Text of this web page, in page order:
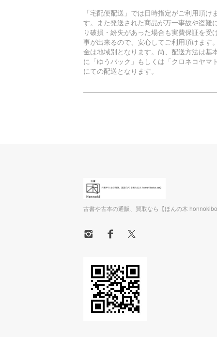
「宅配便配送」では日時指定がご利用頂けま
す。また発送された商品が万一事故や盗難
り破損・紛失があった場合も実費保証を受
事が出来るので、安心してご利用頂けます
金は地域別となります。尚、配送方法は基
に「ゆうパック」もしくは「クロネコヤマト
にての配送となります。
古書や古本の通販、買取なら【ほんの木